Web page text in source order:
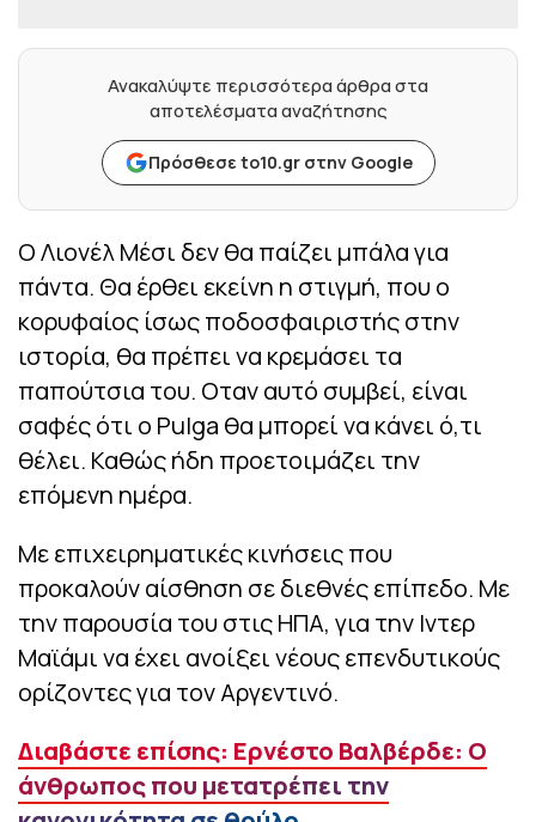
Ανακαλύψτε περισσότερα άρθρα στα
αποτελέσματα αναζήτησης
Πρόσθεσε to10.gr στην Google
Ο Λιονέλ Μέσι δεν θα παίζει μπάλα για
πάντα. Θα έρθει εκείνη η στιγμή, που ο
κορυφαίος ίσως ποδοσφαιριστής στην
ιστορία, θα πρέπει να κρεμάσει τα
παπούτσια του. Οταν αυτό συμβεί, είναι
σαφές ότι ο Pulga θα μπορεί να κάνει ό,τι
θέλει. Καθώς ήδη προετοιμάζει την
επόμενη ημέρα.
Με επιχειρηματικές κινήσεις που
προκαλούν αίσθηση σε διεθνές επίπεδο. Με
την παρουσία του στις ΗΠΑ, για την Ιντερ
Μαϊάμι να έχει ανοίξει νέους επενδυτικούς
ορίζοντες για τον Αργεντινό.
Διαβάστε επίσης: Ερνέστο Βαλβέρδε: Ο
άνθρωπος που μετατρέπει την